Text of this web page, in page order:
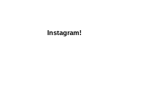
Instagram!